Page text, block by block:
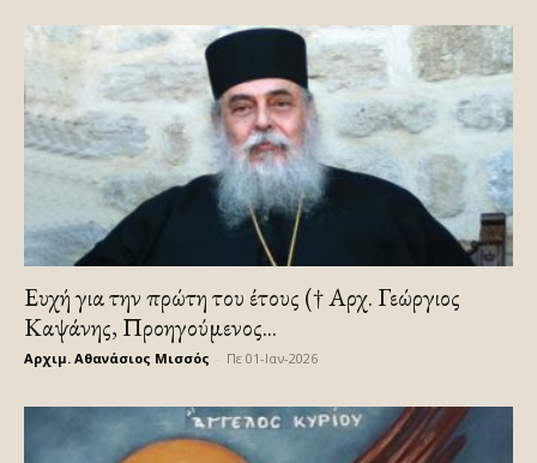
Ευχή για την πρώτη του έτους († Αρχ. Γεώργιος
Καψάνης, Προηγούμενος...
Αρχιμ. Αθανάσιος Μισσός Πε 01-Ιαν-2026